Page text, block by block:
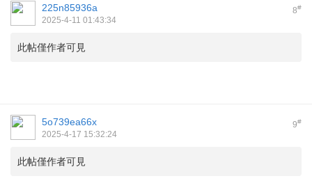
8#
225n85936a
2025-4-11 01:43:34
此帖僅作者可見
9#
5o739ea66x
2025-4-17 15:32:24
此帖僅作者可見